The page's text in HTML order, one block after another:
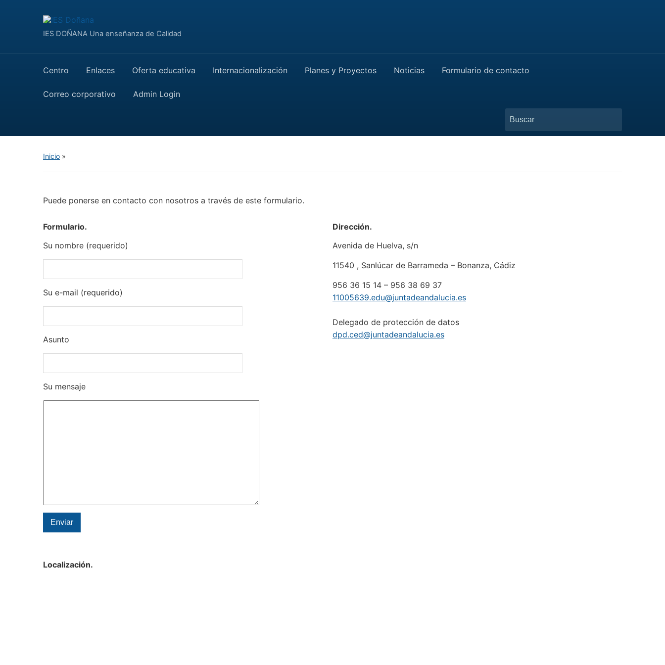
IES DOÑANA Una enseñanza de Calidad
Centro Enlaces Oferta educativa Internacionalización Planes y Proyectos Noticias Formulario de contacto
Correo corporativo Admin Login
Buscar:
Inicio »
Puede ponerse en contacto con nosotros a través de este formulario.
Formulario.
Su nombre (requerido)
Su e-mail (requerido)
Asunto
Su mensaje
Dirección.
Avenida de Huelva, s/n
11540 , Sanlúcar de Barrameda – Bonanza, Cádiz
956 36 15 14 – 956 38 69 37
11005639.edu@juntadeandalucia.es
Delegado de protección de datos
dpd.ced@juntadeandalucia.es
Localización.